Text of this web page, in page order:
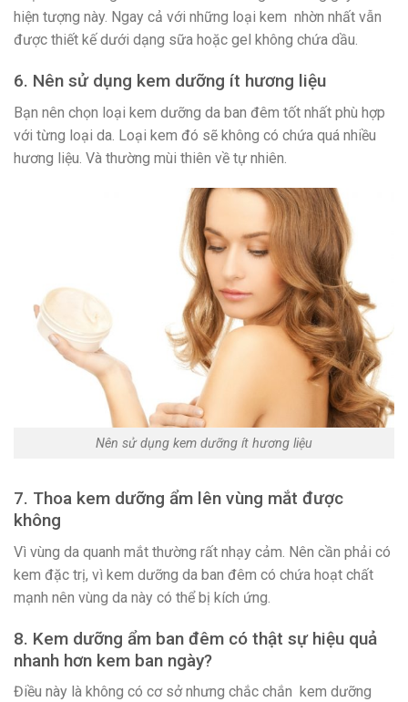
hiện tượng này. Ngay cả với những loại kem nhờn nhất vẫn
được thiết kế dưới dạng sữa hoặc gel không chứa dầu.
6. Nên sử dụng kem dưỡng ít hương liệu
Bạn nên chọn loại kem dưỡng da ban đêm tốt nhất phù hợp
với từng loại da. Loại kem đó sẽ không có chứa quá nhiều
hương liệu. Và thường mùi thiên về tự nhiên.
Nên sử dụng kem dưỡng ít hương liệu
7. Thoa kem dưỡng ẩm lên vùng mắt được
không
Vì vùng da quanh mắt thường rất nhạy cảm. Nên cần phải có
kem đặc trị, vì kem dưỡng da ban đêm có chứa hoạt chất
mạnh nên vùng da này có thể bị kích ứng.
8. Kem dưỡng ẩm ban đêm có thật sự hiệu quả
nhanh hơn kem ban ngày?
Điều này là không có cơ sở nhưng chắc chắn kem dưỡng